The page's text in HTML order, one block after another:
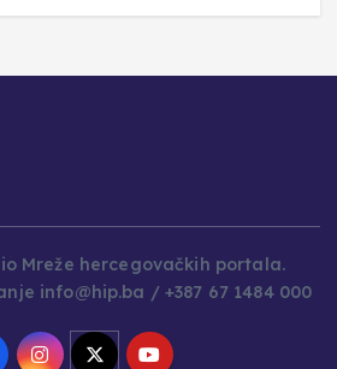
Mreže hercegovačkih portala.
info@hip.ba / +387 67 1484 000